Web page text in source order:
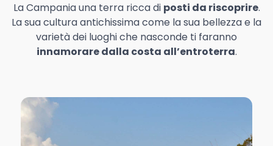
La Campania una terra ricca di posti da riscoprire.
La sua cultura antichissima come la sua bellezza e la
varietà dei luoghi che nasconde ti faranno
innamorare dalla costa all’entroterra.